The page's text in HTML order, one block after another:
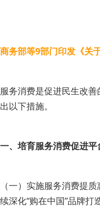
商务部等9部门印发《关
服务消费是促进民生改
出以下措施。
一、培育服务消费促进平
（一）实施服务消费提
续深化“购在中国”品牌